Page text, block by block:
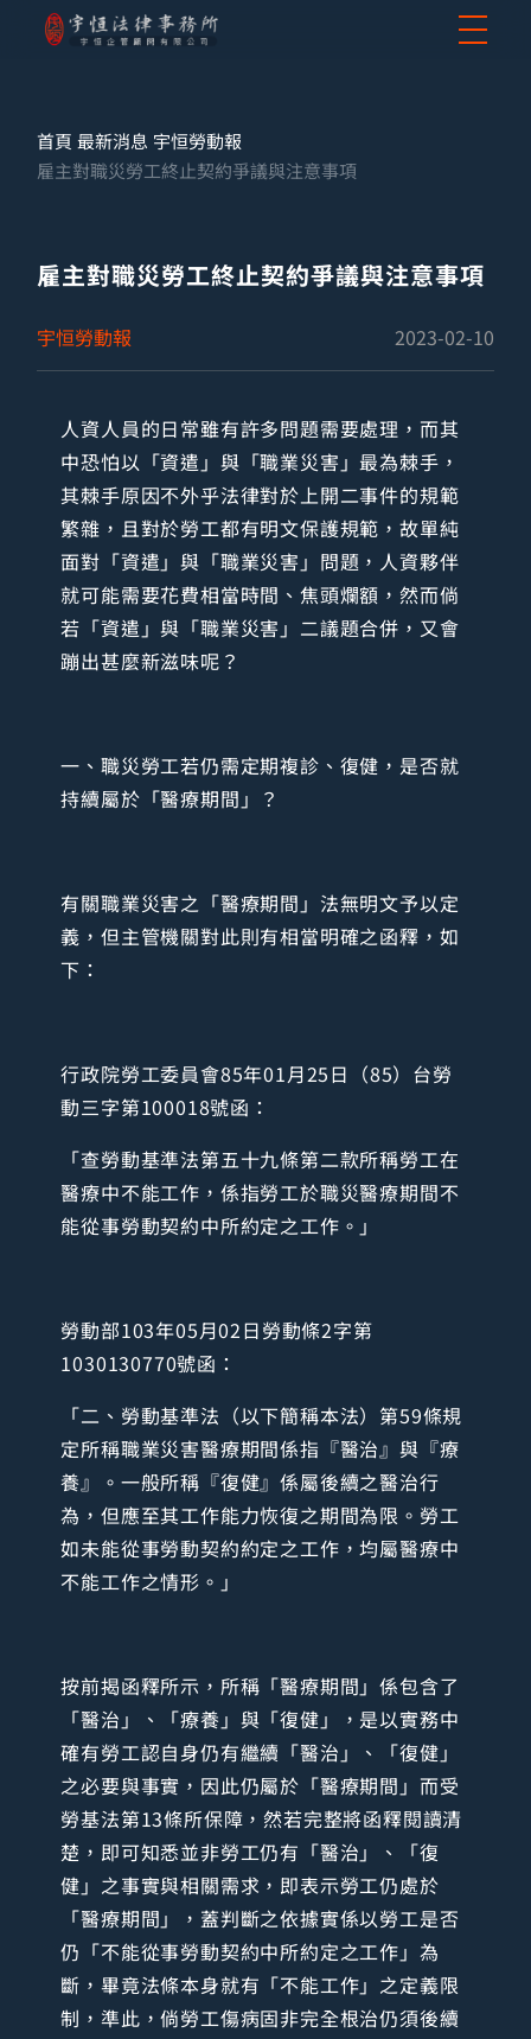
首頁 最新消息 宇恒勞動報
雇主對職災勞工終止契約爭議與注意事項
雇主對職災勞工終止契約爭議與注意事項
宇恒勞動報 2023-02-10
人資人員的日常雖有許多問題需要處理，而其
中恐怕以「資遣」與「職業災害」最為棘手，
其棘手原因不外乎法律對於上開二事件的規範
繁雜，且對於勞工都有明文保護規範，故單純
面對「資遣」與「職業災害」問題，人資夥伴
就可能需要花費相當時間、焦頭爛額，然而倘
若「資遣」與「職業災害」二議題合併，又會
蹦出甚麼新滋味呢？
一、職災勞工若仍需定期複診、復健，是否就
持續屬於「醫療期間」？
有關職業災害之「醫療期間」法無明文予以定
義，但主管機關對此則有相當明確之函釋，如
下：
行政院勞工委員會85年01月25日（85）台勞
動三字第100018號函：
「查勞動基準法第五十九條第二款所稱勞工在
醫療中不能工作，係指勞工於職災醫療期間不
能從事勞動契約中所約定之工作。」
勞動部103年05月02日勞動條2字第
1030130770號函：
「二、勞動基準法（以下簡稱本法）第59條規
定所稱職業災害醫療期間係指『醫治』與『療
養』。一般所稱『復健』係屬後續之醫治行
為，但應至其工作能力恢復之期間為限。勞工
如未能從事勞動契約約定之工作，均屬醫療中
不能工作之情形。」
按前揭函釋所示，所稱「醫療期間」係包含了
「醫治」、「療養」與「復健」，是以實務中
確有勞工認自身仍有繼續「醫治」、「復健」
之必要與事實，因此仍屬於「醫療期間」而受
勞基法第13條所保障，然若完整將函釋閱讀清
楚，即可知悉並非勞工仍有「醫治」、「復
健」之事實與相關需求，即表示勞工仍處於
「醫療期間」，蓋判斷之依據實係以勞工是否
仍「不能從事勞動契約中所約定之工作」為
斷，畢竟法條本身就有「不能工作」之定義限
制，準此，倘勞工傷病固非完全根治仍須後續